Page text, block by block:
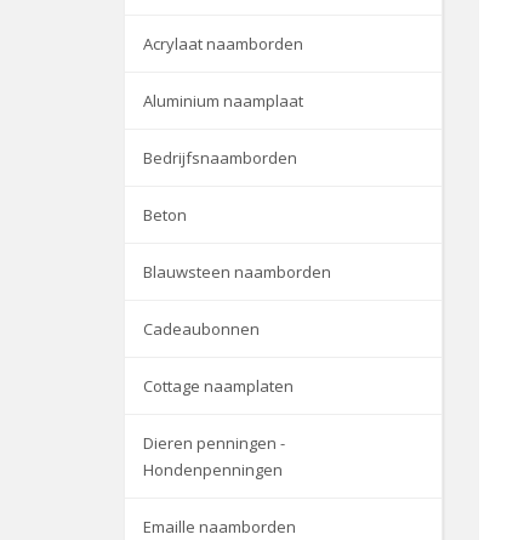
Acrylaat naamborden
Aluminium naamplaat
Bedrijfsnaamborden
Beton
Blauwsteen naamborden
Cadeaubonnen
Cottage naamplaten
Dieren penningen -
Hondenpenningen
Emaille naamborden